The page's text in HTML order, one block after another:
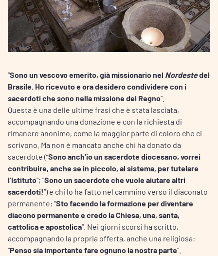
“Sono un vescovo emerito, già missionario nel Nordestedel
Brasile. Ho ricevuto e ora desidero condividere con i
sacerdoti che sono nella missione del Regno“.
Questa è una delle ultime frasi che è stata lasciata,
accompagnando una donazione e con la richiesta di
rimanere anonimo, come la maggior parte di coloro che ci
scrivono. Ma non è mancato anche chi ha donato da
sacerdote (“Sono anch’io un sacerdote diocesano, vorrei
contribuire, anche se in piccolo, al sistema, per tutelare
l’Istituto“; “Sono un sacerdote che vuole aiutare altri
sacerdoti!“) e chi lo ha fatto nel cammino verso il diaconato
permanente: “Sto facendo la formazione per diventare
diacono permanente e credo la Chiesa, una, santa,
cattolica e apostolica“. Nei giorni scorsi ha scritto,
accompagnando la propria offerta, anche una religiosa:
“Penso sia importante fare ognuno la nostra parte“.